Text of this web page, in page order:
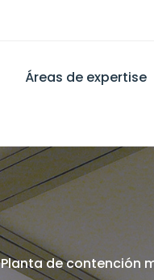
Áreas de expertise
Planta de contención